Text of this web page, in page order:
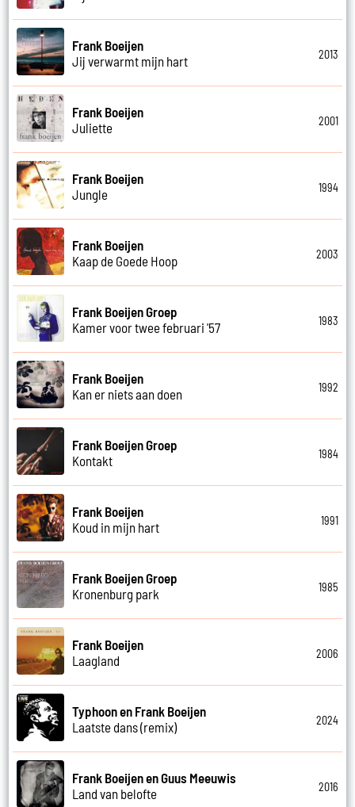
Frank Boeijen
Jij verwarmt mijn hart
2013
Frank Boeijen
Juliette
2001
Frank Boeijen
Jungle
1994
Frank Boeijen
Kaap de Goede Hoop
2003
Frank Boeijen Groep
Kamer voor twee februari '57
1983
Frank Boeijen
Kan er niets aan doen
1992
Frank Boeijen Groep
Kontakt
1984
Frank Boeijen
Koud in mijn hart
1991
Frank Boeijen Groep
Kronenburg park
1985
Frank Boeijen
Laagland
2006
Typhoon en Frank Boeijen
Laatste dans (remix)
2024
Frank Boeijen en Guus Meeuwis
Land van belofte
2016